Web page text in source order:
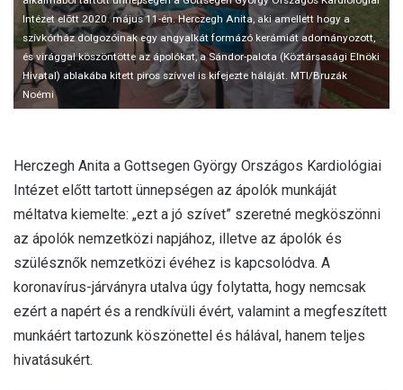
Intézet elõtt 2020. május 11-én. Herczegh Anita, aki amellett hogy a
szívkórház dolgozóinak egy angyalkát formázó kerámiát adományozott,
és virággal köszöntötte az ápolókat, a Sándor-palota (Köztársasági Elnöki
Hivatal) ablakába kitett piros szívvel is kifejezte háláját. MTI/Bruzák
Noémi
Herczegh Anita a Gottsegen György Országos Kardiológiai
Intézet előtt tartott ünnepségen az ápolók munkáját
méltatva kiemelte: „ezt a jó szívet” szeretné megköszönni
az ápolók nemzetközi napjához, illetve az ápolók és
szülésznők nemzetközi évéhez is kapcsolódva. A
koronavírus-járványra utalva úgy folytatta, hogy nemcsak
ezért a napért és a rendkívüli évért, valamint a megfeszített
munkáért tartozunk köszönettel és hálával, hanem teljes
hivatásukért.